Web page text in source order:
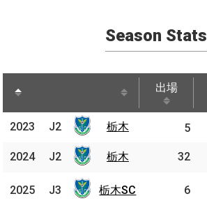
Season Stats
出場
2023 J2 栃木 5
2024 J2 栃木 32
2025 J3
栃木
SC
6
2023 J2 栃木
2024 J2 栃木
2025 J3 栃木SC